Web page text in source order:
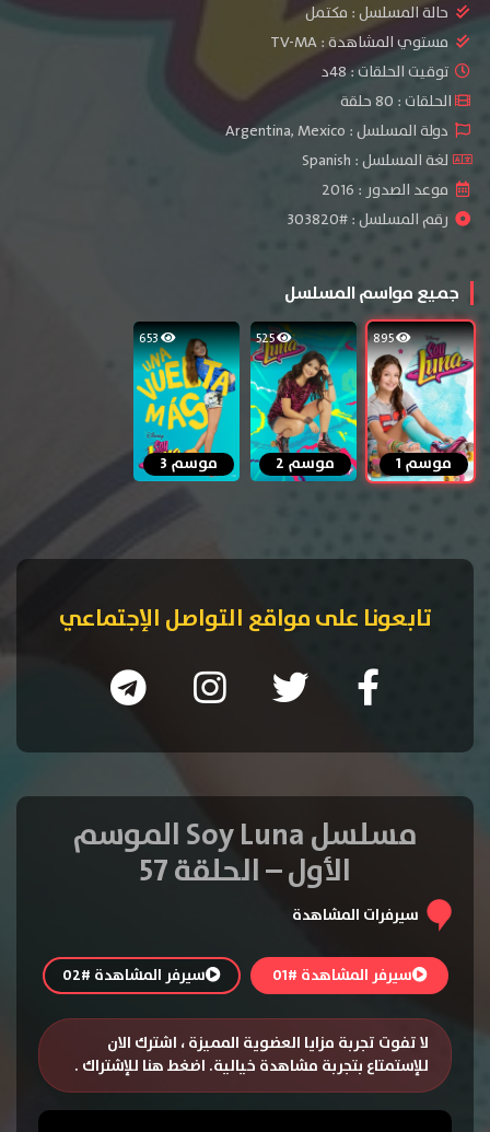
حالة المسلسل : مكتمل
مستوي المشاهدة :TV-MA
توقيت الحلقات : 48د
الحلقات : 80 حلقة
دولة المسلسل : Argentina, Mexico
لغة المسلسل : Spanish
موعد الصدور : 2016
رقم المسلسل : #303820
جميع مواسم المسلسل
895
موسم 1
525
موسم 2
653
موسم 3
تابعونا على مواقع التواصل الإجتماعي
مسلسل Soy Luna الموسم
الأول – الحلقة 57
سيرفرات المشاهدة
سيرفر المشاهدة #01 سيرفر المشاهدة #02
لا تفوت تجربة مزايا العضوية المميزة ، اشترك الان
للإستمتاع بتجربة مشاهدة خيالية. اضغط هنا للإشتراك .